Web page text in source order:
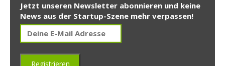
Jetzt unseren Newsletter abonnieren und keine
News aus der Startup-Szene mehr verpassen!